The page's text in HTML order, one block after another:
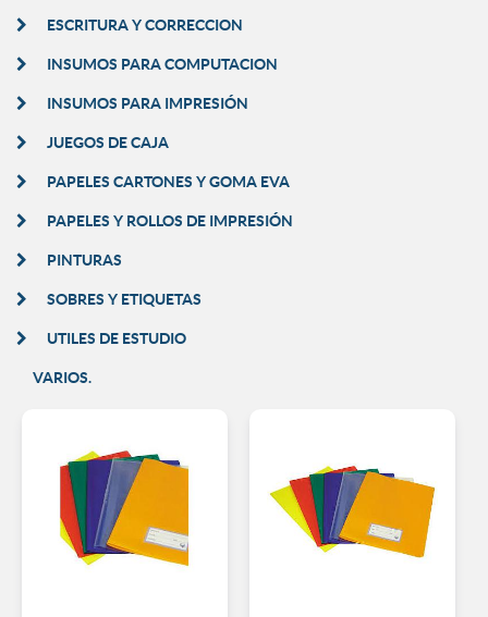
ESCRITURA Y CORRECCION
INSUMOS PARA COMPUTACION
INSUMOS PARA IMPRESIÓN
JUEGOS DE CAJA
PAPELES CARTONES Y GOMA EVA
PAPELES Y ROLLOS DE IMPRESIÓN
PINTURAS
SOBRES Y ETIQUETAS
UTILES DE ESTUDIO
VARIOS.